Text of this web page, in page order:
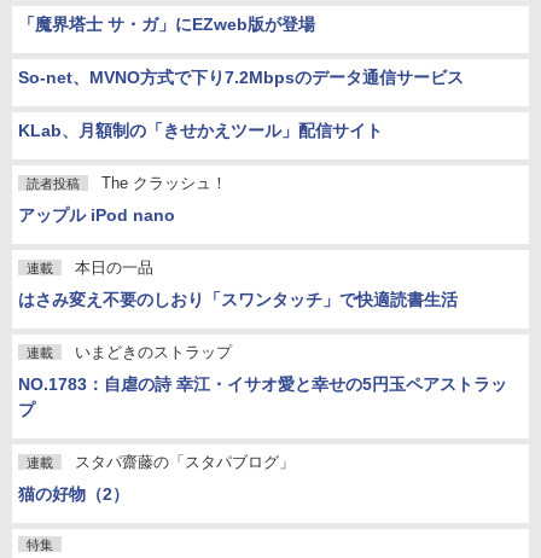
「魔界塔士 サ・ガ」にEZweb版が登場
So-net、MVNO方式で下り7.2Mbpsのデータ通信サービス
KLab、月額制の「きせかえツール」配信サイト
読者投稿 The クラッシュ！
アップル iPod nano
連載 本日の一品
はさみ変え不要のしおり「スワンタッチ」で快適読書生活
連載 いまどきのストラップ
NO.1783：自虐の詩 幸江・イサオ愛と幸せの5円玉ペアストラッ
プ
連載 スタパ齋藤の「スタパブログ」
猫の好物（2）
特集